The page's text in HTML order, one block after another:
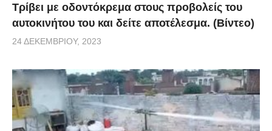
Τρίβει με οδοντόκρεμα στους προβολείς του
αυτοκινήτου του και δείτε αποτέλεσμα. (Βίντεο)
24 ΔΕΚΕΜΒΡΊΟΥ, 2023